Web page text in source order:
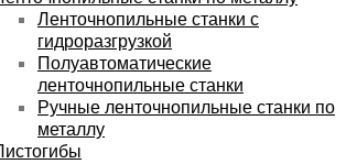
Ленточнопильные станки с
гидроразгрузкой
Полуавтоматические
ленточнопильные станки
Ручные ленточнопильные станки по
металлу